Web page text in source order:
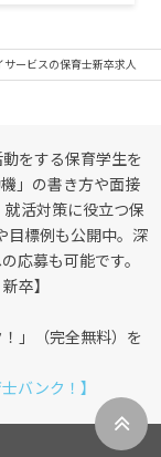
サービスの保育士新卒求人
をする保育学生を
」の書き方や面接
活対策に役立つ保
目標例も公開中。深
応募も可能です。
卒】
」（完全無料）を
バンク！】